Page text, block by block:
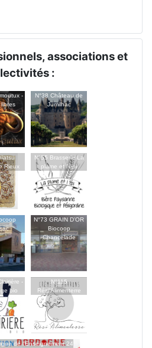
associations et
:
-
libres
N°38 Château de
Jumilhac
Rieux
N°55 Brasserie La
plume et l'épi
N°73 GRAIN D’OR
Biocoop
Chancelade
-
bio
N°115
Rési'Alimenterre
de l'Enseignement 24